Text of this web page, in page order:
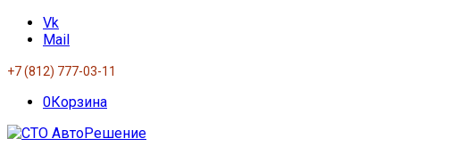
Vk
Mail
+7 (812) 777-03-11
0Корзина